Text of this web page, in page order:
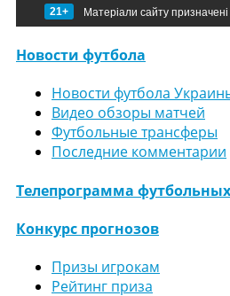
21+ Матеріали сайту
Новости футбола
Новости футбола
Видео обзоры матчей
Футбольные трансферы
Последние комментарии
Телепрограмма
Конкурс прогнозов
Призы игрокам
Рейтинг приза